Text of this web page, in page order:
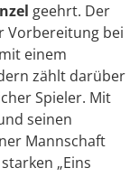
geehrt. Der
Vorbereitung bei
einem
zählt darüber
Spieler. Mit
seinen
Mannschaft
„Eins